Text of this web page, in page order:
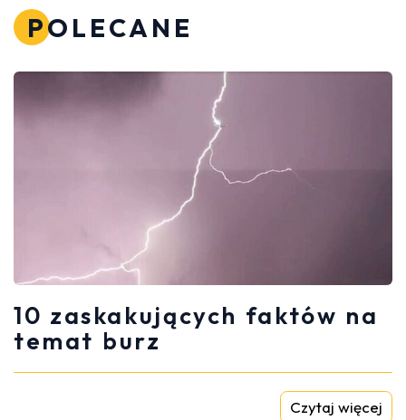
POLECANE
10 zaskakujących faktów na
temat burz
Czytaj więcej